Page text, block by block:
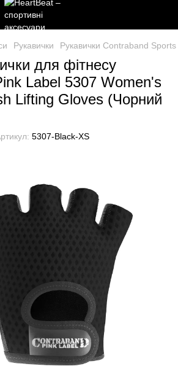
Рукавички Рукавички Contraband Sports
для фітнесу
Label 5307 Women's
Lifting Gloves (Чорний
5307-Black-XS